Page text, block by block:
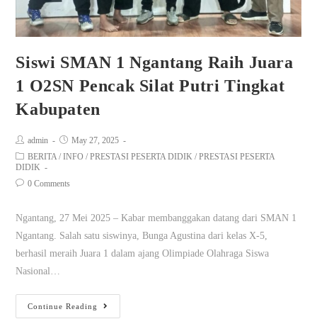
Siswi SMAN 1 Ngantang Raih Juara
1 O2SN Pencak Silat Putri Tingkat
Kabupaten
admin
May 27, 2025
BERITA / INFO / PRESTASI PESERTA DIDIK / PRESTASI PESERTA
DIDIK
0 Comments
Ngantang, 27 Mei 2025 – Kabar membanggakan datang dari SMAN 1
Ngantang. Salah satu siswinya, Bunga Agustina dari kelas X-5,
berhasil meraih Juara 1 dalam ajang Olimpiade Olahraga Siswa
Nasional…
Continue Reading